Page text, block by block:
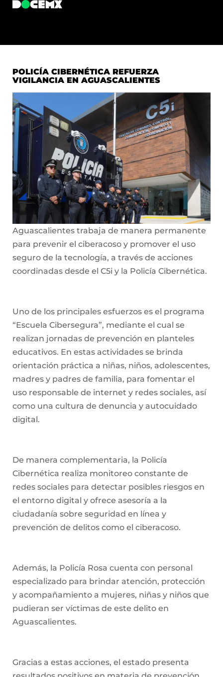
POLICÍA CIBERNÉTICA REFUERZA
VIGILANCIA EN AGUASCALIENTES
Aguascalientes trabaja de manera permanente
para prevenir el ciberacoso y promover el uso
seguro de la tecnología, a través de acciones
coordinadas desde el C5i y la Policía Cibernética.
Uno de los principales esfuerzos es el programa
“Escuela Cibersegura”, mediante el cual se
realizan jornadas de prevención en planteles
educativos. En estas actividades se brinda
orientación práctica a niñas, niños, adolescentes,
madres y padres de familia, para fomentar el
uso responsable de internet y redes sociales, así
como una cultura de denuncia y autocuidado
digital.
De manera complementaria, la Policía
Cibernética realiza monitoreo constante de
redes sociales para detectar posibles riesgos en
el entorno digital y ofrece asesoría a la
ciudadanía sobre seguridad en línea y
prevención de delitos como el ciberacoso.
Además, la Policía Rosa cuenta con personal
especializado para brindar atención, protección
y acompañamiento a mujeres, niñas y niños que
pudieran ser víctimas de este delito en
Aguascalientes.
Gracias a estas acciones, el estado presenta